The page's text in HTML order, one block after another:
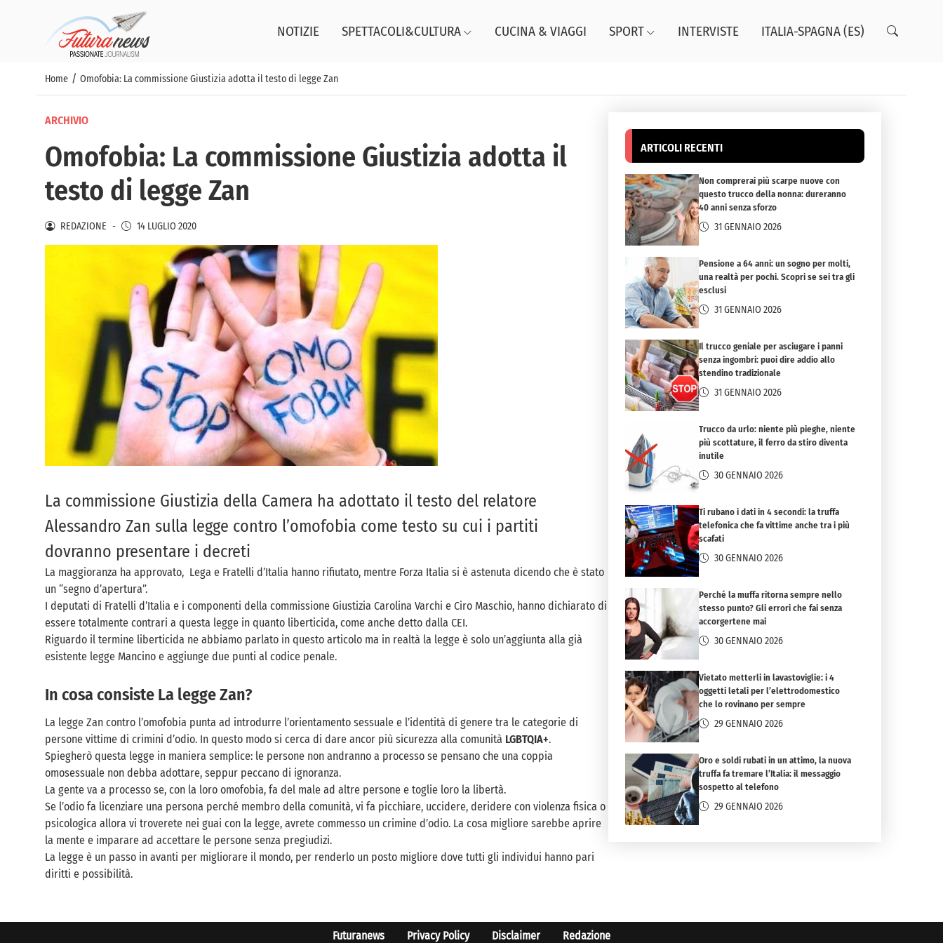
NOTIZIE SPETTACOLI&CULTURA CUCINA & VIAGGI SPORT INTERVISTE ITALIA-SPAGNA (ES)
Home / Omofobia: La commissione Giustizia adotta il testo di legge Zan
ARCHIVIO
Omofobia: La commissione Giustizia adotta il
testo di legge Zan
REDAZIONE - 14 LUGLIO 2020
La commissione Giustizia della Camera ha adottato il testo del relatore
Alessandro Zan sulla legge contro l’omofobia come testo su cui i partiti
dovranno presentare i decreti
La maggioranza ha approvato, Lega e Fratelli d’Italia hanno rifiutato, mentre Forza Italia si è astenuta dicendo che è stato
un “segno d’apertura”.
I deputati di Fratelli d’Italia e i componenti della commissione Giustizia Carolina Varchi e Ciro Maschio, hanno dichiarato di
essere totalmente contrari a questa legge in quanto liberticida, come anche detto dalla CEI.
Riguardo il termine liberticida ne abbiamo parlato in questo articolo ma in realtà la legge è solo un’aggiunta alla già
esistente legge Mancino e aggiunge due punti al codice penale.
In cosa consiste La legge Zan?
La legge Zan contro l’omofobia punta ad introdurre l’orientamento sessuale e l’identità di genere tra le categorie di
persone vittime di crimini d’odio. In questo modo si cerca di dare ancor più sicurezza alla comunità LGBTQIA+.
Spiegherò questa legge in maniera semplice: le persone non andranno a processo se pensano che una coppia
omosessuale non debba adottare, seppur peccano di ignoranza.
La gente va a processo se, con la loro omofobia, fa del male ad altre persone e toglie loro la libertà.
Se l’odio fa licenziare una persona perché membro della comunità, vi fa picchiare, uccidere, deridere con violenza fisica o
psicologica allora vi troverete nei guai con la legge, avrete commesso un crimine d’odio. La cosa migliore sarebbe aprire
la mente e imparare ad accettare le persone senza pregiudizi.
La legge è un passo in avanti per migliorare il mondo, per renderlo un posto migliore dove tutti gli individui hanno pari
diritti e possibilità.
ARTICOLI RECENTI
Non comprerai più scarpe nuove con
questo trucco della nonna: dureranno
40 anni senza sforzo
31 GENNAIO 2026
Pensione a 64 anni: un sogno per molti,
una realtà per pochi. Scopri se sei tra gli
esclusi
31 GENNAIO 2026
Il trucco geniale per asciugare i panni
senza ingombri: puoi dire addio allo
stendino tradizionale
31 GENNAIO 2026
Trucco da urlo: niente più pieghe, niente
più scottature, il ferro da stiro diventa
inutile
30 GENNAIO 2026
Ti rubano i dati in 4 secondi: la truffa
telefonica che fa vittime anche tra i più
scafati
30 GENNAIO 2026
Perché la muffa ritorna sempre nello
stesso punto? Gli errori che fai senza
accorgertene mai
30 GENNAIO 2026
Vietato metterli in lavastoviglie: i 4
oggetti letali per l’elettrodomestico
che lo rovinano per sempre
29 GENNAIO 2026
Oro e soldi rubati in un attimo, la nuova
truffa fa tremare l’Italia: il messaggio
sospetto al telefono
29 GENNAIO 2026
Futuranews Privacy Policy Disclaimer Redazione